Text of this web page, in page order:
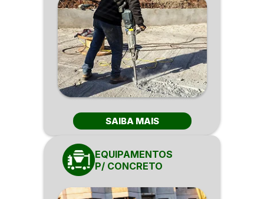
SAIBA MAIS
EQUIPAMENTOS
P/ CONCRETO